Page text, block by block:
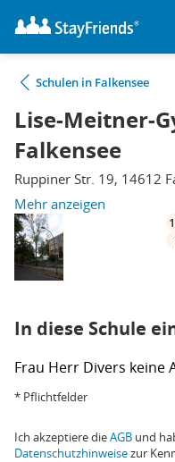
Schulen in Falkensee
Lise-Meitner-
Falkensee
Ruppiner Str. 19, 14612
Mehr anzeigen
In diese Schule
Frau Herr Divers keine
* Pflichtfelder
Ich akzeptiere dieAGB und
Datenschutzhinweisezur